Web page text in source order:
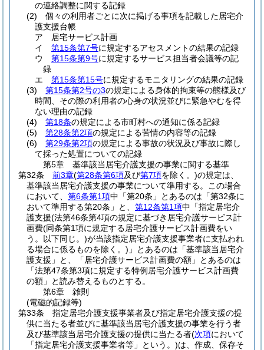
の連絡調整に関する記録
(2)
個々の利用者ごとに次に掲げる事項を記載した居宅介
護支援台帳
ア
居宅サービス計画
イ
第15条第7号に規定するアセスメントの結果の記録
ウ
第15条第9号に規定するサービス担当者会議等の記
録
エ
第15条第15号に規定するモニタリングの結果の記録
(3)
第15条第2号の3の規定による身体的拘束等の態様及び
時間、その際の利用者の心身の状況並びに緊急やむを得
ない理由の記録
(4)
第18条の規定による市町村への通知に係る記録
(5)
第28条第2項の規定による苦情の内容等の記録
(6)
第29条第2項の規定による事故の状況及び事故に際し
て採った処置についての記録
第5章
基準該当居宅介護支援の事業に関する基準
第32条
前3章(第28条第6項及び第7項を除く。)の規定は、
基準該当居宅介護支援の事業について準用する。
この場合
において、 第6条第1項中「第20条」とあるのは「第32条に
おいて準用する第20条」と、 第12条第1項中「指定居宅介
護支援(法第46条第4項の規定に基づき居宅介護サービス計
画費(同条第1項に規定する居宅介護サービス計画費をい
う。以下同じ。)が当該指定居宅介護支援事業者に支払われ
る場合に係るものを除く。) 」とあるのは「基準該当居宅介
護支援」と、「居宅介護サービス計画費の額」とあるのは
「法第47条第3項に規定する特例居宅介護サービス計画費
の額」と読み替えるものとする。
第6章
雑則
(電磁的記録等)
第33条
指定居宅介護支援事業者及び指定居宅介護支援の提
供に当たる者並びに基準該当居宅介護支援の事業を行う者
及び基準該当居宅介護支援の提供に当たる者(次項において
「指定居宅介護支援事業者等」という。)は、作成、保存そ